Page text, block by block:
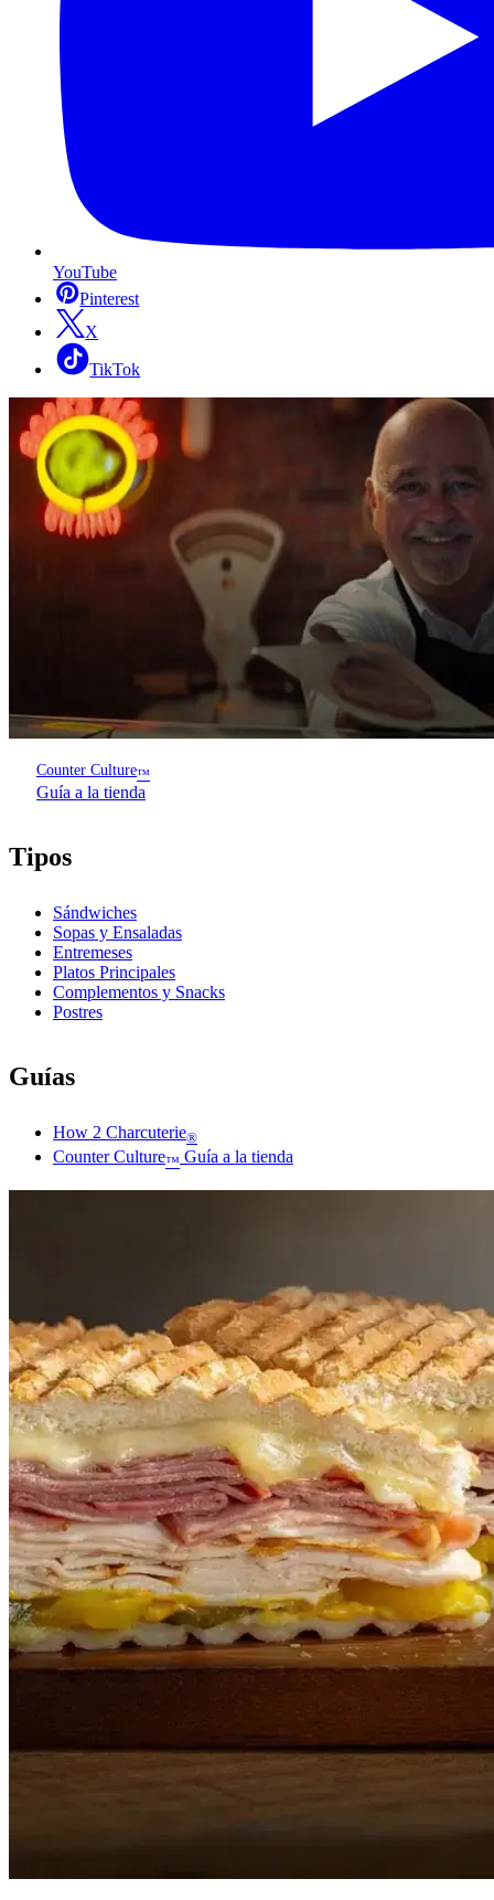
YouTube
Pinterest
X
TikTok
Counter Culture™
Guía a la tienda
Tipos
Sándwiches
Sopas y Ensaladas
Entremeses
Platos Principales
Complementos y Snacks
Postres
Guías
How 2 Charcuterie®
Counter Culture™ Guía a la tienda